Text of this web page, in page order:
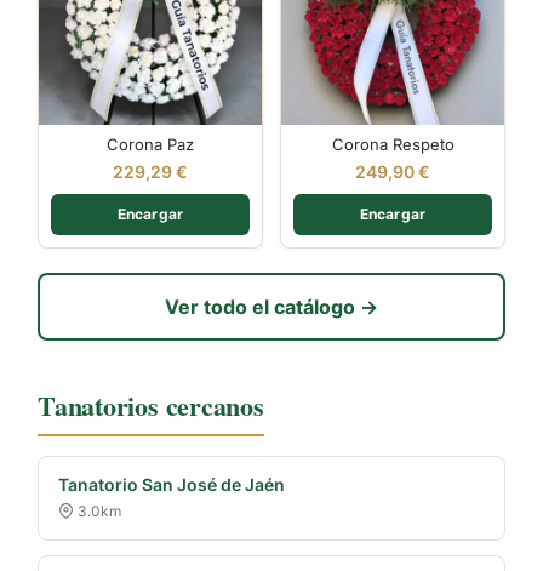
Corona Paz
229,29€
Encargar
Corona Respeto
249,90€
Encargar
Ver todo el catálogo →
Tanatorios cercanos
Tanatorio San José de Jaén
3.0km